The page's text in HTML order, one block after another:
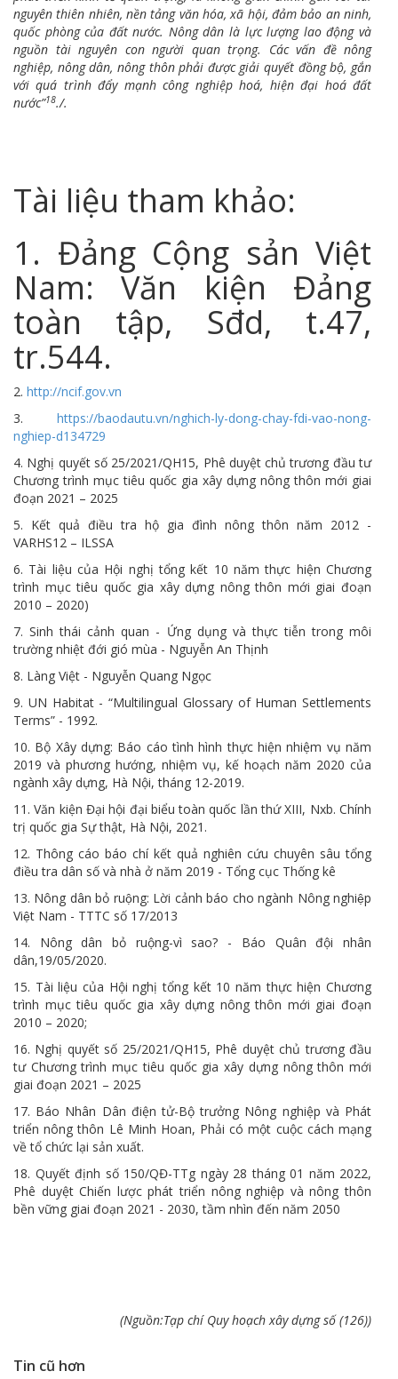
nguyên thiên nhiên, nền tảng văn hóa, xã hội, đảm bảo an ninh,
quốc phòng của đất nước. Nông dân là lực lượng lao động và
nguồn tài nguyên con người quan trọng. Các vấn đề nông
nghiệp, nông dân, nông thôn phải được giải quyết đồng bộ, gắn
với quá trình đẩy mạnh công nghiệp hoá, hiện đại hoá đất
nước”18./.
Tài liệu tham khảo:
1. Đảng Cộng sản Việt
Nam: Văn kiện Đảng
toàn tập, Sđd, t.47,
tr.544.
2. http://ncif.gov.vn
3. https://baodautu.vn/nghich-ly-dong-chay-fdi-vao-nong-
nghiep-d134729
4. Nghị quyết số 25/2021/QH15, Phê duyệt chủ trương đầu tư
Chương trình mục tiêu quốc gia xây dựng nông thôn mới giai
đoạn 2021 – 2025
5. Kết quả điều tra hộ gia đình nông thôn năm 2012 -
VARHS12 – ILSSA
6. Tài liệu của Hội nghị tổng kết 10 năm thực hiện Chương
trình mục tiêu quốc gia xây dựng nông thôn mới giai đoạn
2010 – 2020)
7. Sinh thái cảnh quan - Ứng dụng và thực tiễn trong môi
trường nhiệt đới gió mùa - Nguyễn An Thịnh
8. Làng Việt - Nguyễn Quang Ngọc
9. UN Habitat - “Multilingual Glossary of Human Settlements
Terms” - 1992.
10. Bộ Xây dựng: Báo cáo tình hình thực hiện nhiệm vụ năm
2019 và phương hướng, nhiệm vụ, kế hoạch năm 2020 của
ngành xây dựng, Hà Nội, tháng 12-2019.
11. Văn kiện Đại hội đại biểu toàn quốc lần thứ XIII, Nxb. Chính
trị quốc gia Sự thật, Hà Nội, 2021.
12. Thông cáo báo chí kết quả nghiên cứu chuyên sâu tổng
điều tra dân số và nhà ở năm 2019 - Tổng cục Thống kê
13. Nông dân bỏ ruộng: Lời cảnh báo cho ngành Nông nghiệp
Việt Nam - TTTC số 17/2013
14. Nông dân bỏ ruộng-vì sao? - Báo Quân đội nhân
dân,19/05/2020.
15. Tài liệu của Hội nghị tổng kết 10 năm thực hiện Chương
trình mục tiêu quốc gia xây dựng nông thôn mới giai đoạn
2010 – 2020;
16. Nghị quyết số 25/2021/QH15, Phê duyệt chủ trương đầu
tư Chương trình mục tiêu quốc gia xây dựng nông thôn mới
giai đoạn 2021 – 2025
17. Báo Nhân Dân điện tử-Bộ trưởng Nông nghiệp và Phát
triển nông thôn Lê Minh Hoan, Phải có một cuộc cách mạng
về tổ chức lại sản xuất.
18. Quyết định số 150/QĐ-TTg ngày 28 tháng 01 năm 2022,
Phê duyệt Chiến lược phát triển nông nghiệp và nông thôn
bền vững giai đoạn 2021 - 2030, tầm nhìn đến năm 2050
(Nguồn:Tạp chí Quy hoạch xây dựng số (126))
Tin cũ hơn